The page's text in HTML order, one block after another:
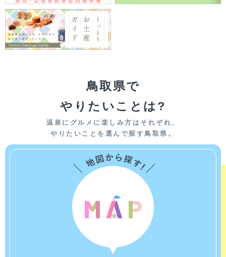
鳥取県で
やりたいことは?
温泉にグルメに楽しみ方はそれぞれ、
やりたいことを選んで探す鳥取県。